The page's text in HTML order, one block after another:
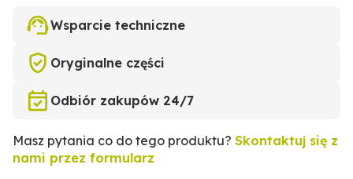
Wsparcie techniczne
Oryginalne części
Odbiór zakupów 24/7
Masz pytania co do tego produktu? Skontaktuj się z
nami przez formularz